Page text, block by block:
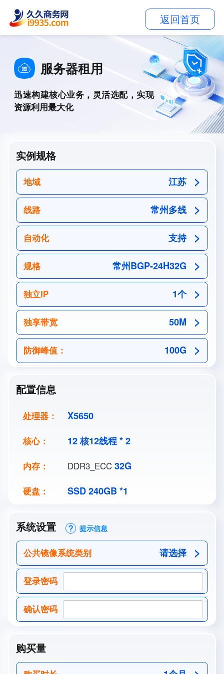
返回首页
服务器租用
迅速构建核心业务，灵活选配，实现
资源利用最大化
实例规格
地域 江苏
线路 常州多线
自动化 支持
规格 常州BGP-24H32G
独立IP 1个
独享带宽 50M
防御峰值： 100G
配置信息
处理器： X5650
核心： 12 核12线程 * 2
内存： DDR3_ECC 32G
硬盘： SSD 240GB *1
系统设置 提示信息
公共镜像系统类别 请选择
登录密码
确认密码
购买量